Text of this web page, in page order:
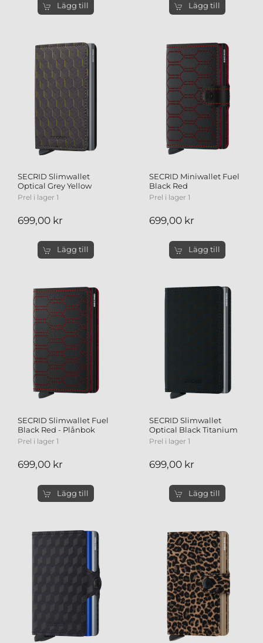
Lägg till Lägg till
SECRID Slimwallet
Optical Grey Yellow
Prel i lager 1
699,00 kr
Lägg till
SECRID Miniwallet Fuel
Black Red
Prel i lager 1
699,00 kr
Lägg till
SECRID Slimwallet Fuel
Black Red - Plånbok
Prel i lager 1
699,00 kr
Lägg till
SECRID Slimwallet
Optical Black Titanium
Prel i lager 1
699,00 kr
Lägg till